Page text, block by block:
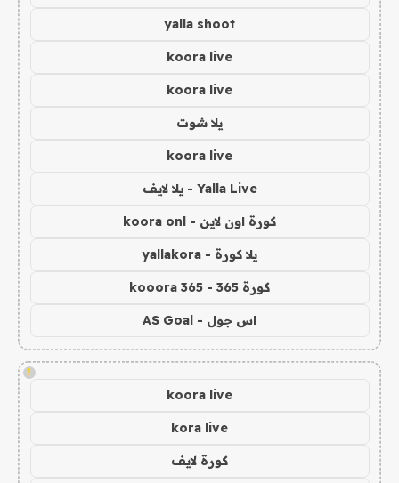
yalla shoot
koora live
koora live
يلا شوت
koora live
Yalla Live - يلا لايف
كورة اون لاين - koora onl
يلا كورة - yallakora
كورة 365 - kooora 365
اس جول - AS Goal
!
koora live
kora live
كورة لايف